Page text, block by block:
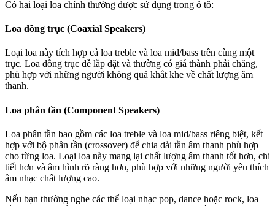
Có hai loại loa chính thường được sử dụng trong ô tô:
Loa đồng trục (Coaxial Speakers)
Loại loa này tích hợp cả loa treble và loa mid/bass trên cùng một
trục. Loa đồng trục dễ lắp đặt và thường có giá thành phải chăng,
phù hợp với những người không quá khắt khe về chất lượng âm
thanh.
Loa phân tần (Component Speakers)
Loa phân tần bao gồm các loa treble và loa mid/bass riêng biệt, kết
hợp với bộ phân tần (crossover) để chia dải tần âm thanh phù hợp
cho từng loa. Loại loa này mang lại chất lượng âm thanh tốt hơn, chi
tiết hơn và âm hình rõ ràng hơn, phù hợp với những người yêu thích
âm nhạc chất lượng cao.
Nếu bạn thường nghe các thể loại nhạc pop, dance hoặc rock, loa